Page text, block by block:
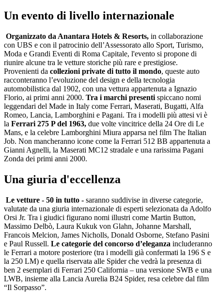
Un evento di livello internazionale
Organizzato da Anantara Hotels & Resorts, in collaborazione
con UBS e con il patrocinio dell’Assessorato allo Sport, Turismo,
Moda e Grandi Eventi di Roma Capitale, l'evento si propone di
riunire alcune tra le vetture storiche più rare e prestigiose.
Provenienti da collezioni private di tutto il mondo, queste auto
racconteranno l’evoluzione del design e della tecnologia
automobilistica dal 1902, con una vettura appartenuta a Ignazio
Florio, ai primi anni 2000. Tra i marchi presenti spiccano nomi
leggendari del Made in Italy come Ferrari, Maserati, Bugatti, Alfa
Romeo, Lancia, Lamborghini e Pagani. Tra i modelli più attesi vi è
la Ferrari 275 P del 1963, due volte vincitrice della 24 Ore di Le
Mans, e la celebre Lamborghini Miura apparsa nel film The Italian
Job. Non mancheranno icone come la Ferrari 512 BB appartenuta a
Gianni Agnelli, la Maserati MC12 stradale e una rarissima Pagani
Zonda dei primi anni 2000.
Una giuria d'eccellenza
Le vetture - 50 in tutto - saranno suddivise in diverse categorie,
valutate da una giuria internazionale di esperti selezionata da Adolfo
Orsi Jr. Tra i giudici figurano nomi illustri come Martin Button,
Massimo Delbò, Laura Kukuk von Glahn, Johanne Marshall,
Francois Melcion, James Nicholls, Donald Osborne, Stefano Pasini
e Paul Russell. Le categorie del concorso d’eleganza includeranno
le Ferrari a motore posteriore (tra i modelli già confermati la 196 S e
la 250 LM) e quella riservata alle Spider che vedrà la presenza di
ben 2 esemplari di Ferrari 250 California – una versione SWB e una
LWB, insieme alla Lancia Aurelia B24 Spider, resa celebre dal film
“Il Sorpasso”.